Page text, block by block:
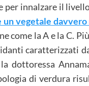
innalzare il
un vegetale
come la A e la C.
caratterizzati
dottoressa
di verdura